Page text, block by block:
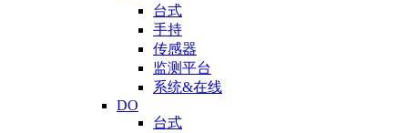
台式
手持
传感器
监测平台
系统&在线
DO
台式